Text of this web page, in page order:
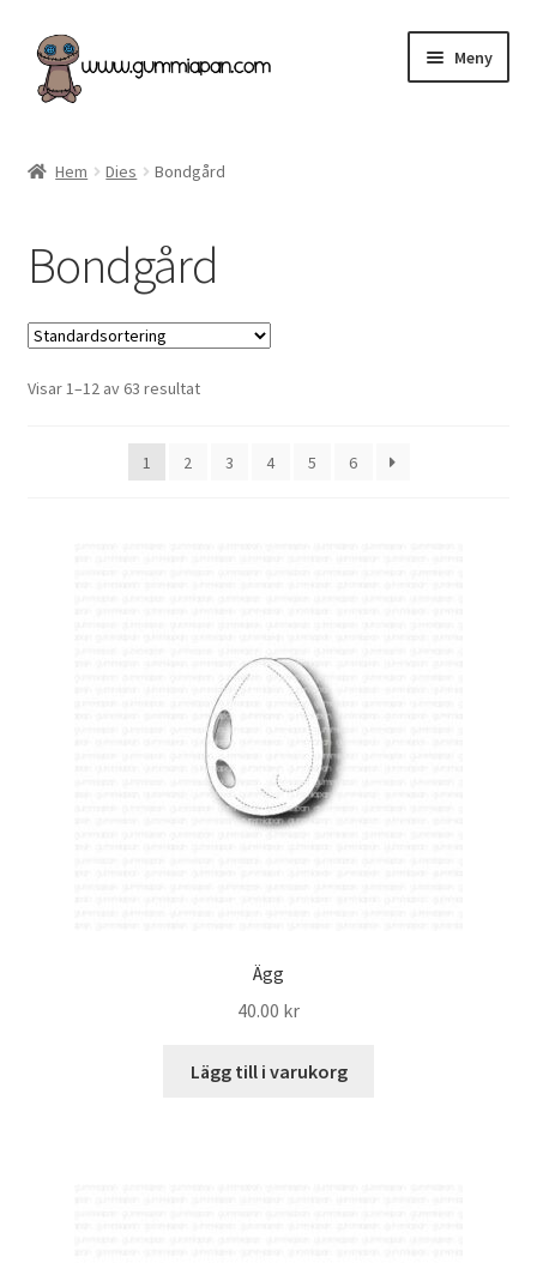
Hoppa
till
navigering
Hoppa
till
innehåll
Meny
Nyheter & Påfyllt!
Återförsäljare
Butiken
Hem Dies Bondgård
Bondgård
Visar 1–12 av 63 resultat
1 2 3 4 5 6
Ägg
40.00 kr
Lägg till i varukorg